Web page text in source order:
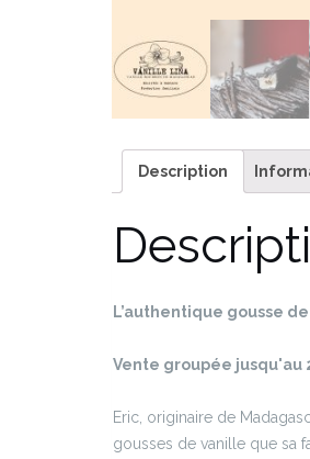
Description
L’authentique gousse
Vente groupée
Eric, originaire de
gousses de vanille que sa